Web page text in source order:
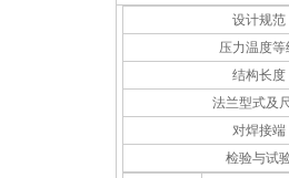
设计规范
压力温度等
结构长度
法兰型式及
对焊接端
检验与试